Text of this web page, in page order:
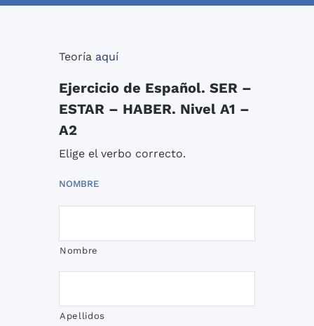
Teoría aquí
Ejercicio de Español. SER –
ESTAR – HABER. Nivel A1 –
A2
Elige el verbo correcto.
NOMBRE
Nombre
Apellidos